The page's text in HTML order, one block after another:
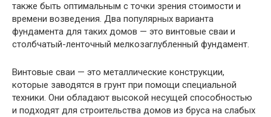
также быть оптимальным с точки зрения стоимости и
времени возведения. Два популярных варианта
фундамента для таких домов — это винтовые сваи и
столбчатый-ленточный мелкозаглубленный фундамент.
Винтовые сваи — это металлические конструкции,
которые заводятся в грунт при помощи специальной
техники. Они обладают высокой несущей способностью
и подходят для строительства домов из бруса на слабых